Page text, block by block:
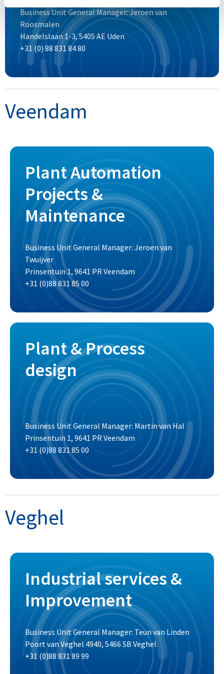
Business Unit General Manager: Jeroen van
Roosmalen
Handelslaan 1-3, 5405 AE Uden
+31 (0) 88 831 84 80
Veendam
Plant Automation
Projects &
Maintenance
Business Unit General Manager: Jeroen van
Twuijver
Prinsentuin 1, 9641 PR Veendam
+31 (0)88 831 85 00
Plant & Process
design
Business Unit General Manager: Martin van Hal
Prinsentuin 1, 9641 PR Veendam
+31 (0)88 831 85 00
Veghel
Industrial services &
Improvement
Business Unit General Manager: Teun van Linden
Poort van Veghel 4940, 5466 SB Veghel
+31 (0)88 831 89 99